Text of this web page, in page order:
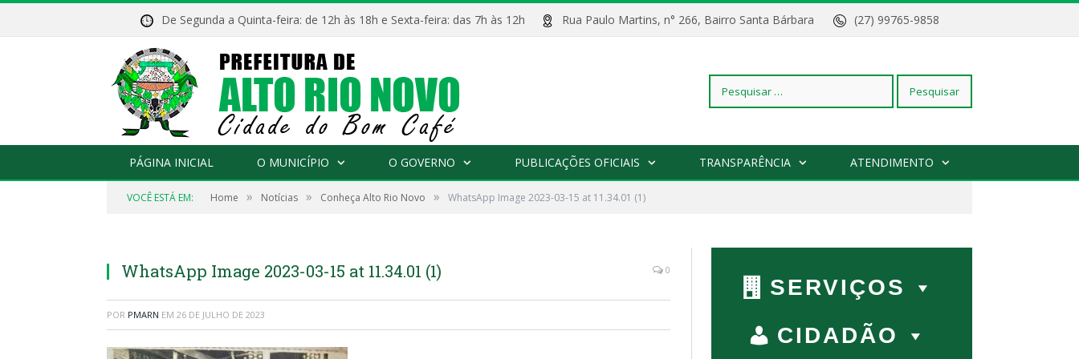
De Segunda a Quinta-feira: de 12h às 18h e Sexta-feira: das 7h às 12h Rua Paulo Martins, n° 266, Bairro Santa Bárbara (27) 99765-9858
Pesquisar
PÁGINA INICIAL O MUNICÍPIO O GOVERNO PUBLICAÇÕES OFICIAIS TRANSPARÊNCIA ATENDIMENTO
VOCÊ ESTÁ EM: Home » Notícias » Conheça Alto Rio Novo » WhatsApp Image 2023-03-15 at 11.34.01 (1)
WhatsApp Image 2023-03-15 at 11.34.01 (1) 0
POR PMARN EM 26 DE JULHO DE 2023
SERVIÇOS
CIDADÃO